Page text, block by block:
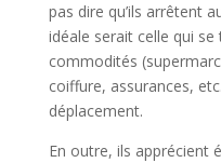
pas dire qu’ils arrêtent
idéale serait celle qui
commodités
coiffure, assurances,
déplacement.
En outre, ils apprécient